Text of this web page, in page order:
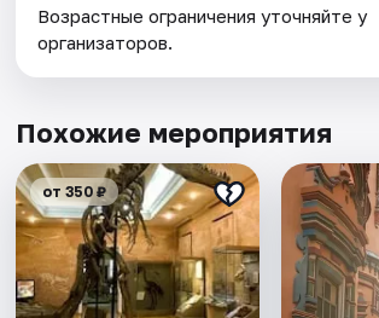
Возрастные ограничения уточняйте у
организаторов.
Похожие мероприятия
от 350 ₽